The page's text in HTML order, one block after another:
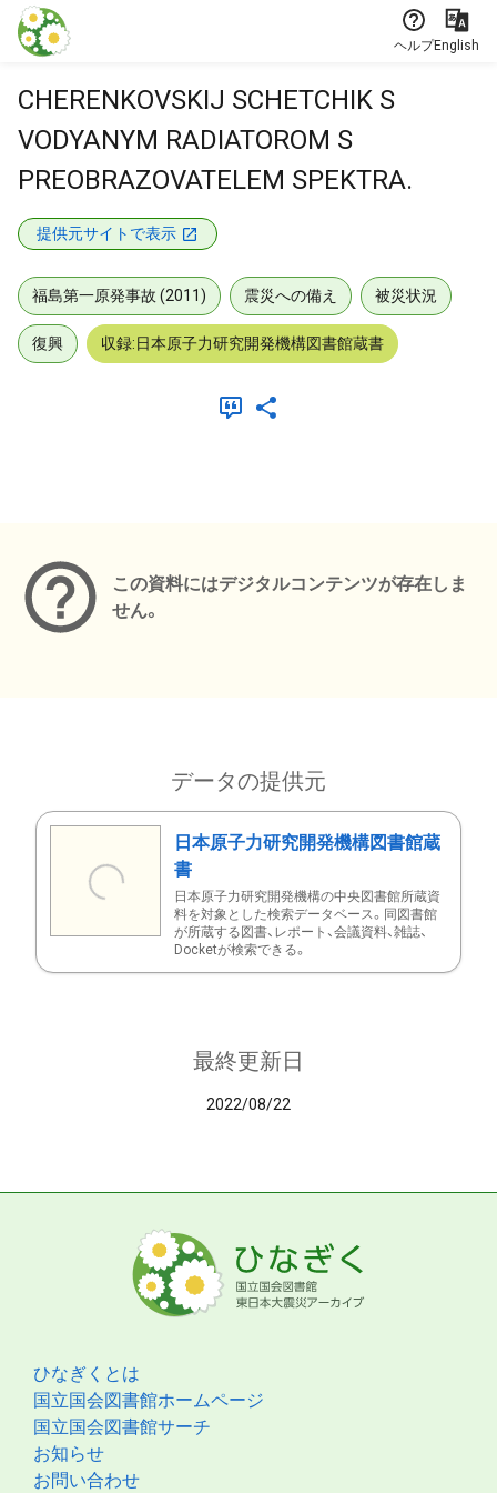
本文に飛ぶ
ヘルプEnglish
CHERENKOVSKIJ SCHETCHIK S
VODYANYM RADIATOROM S
PREOBRAZOVATELEM SPEKTRA.
提供元サイトで表示
福島第一原発事故 (2011) 震災への備え 被災状況
復興 収録:日本原子力研究開発機構図書館蔵書
この資料にはデジタルコンテンツが存在しま
せん。
データの提供元
日本原子力研究開発機構図書館蔵
書
日本原子力研究開発機構の中央図書館所蔵資
料を対象とした検索データベース。同図書館
が所蔵する図書、レポート、会議資料、雑誌、
Docketが検索できる。
最終更新日
2022/08/22
ひなぎくとは
国立国会図書館ホームページ
国立国会図書館サーチ
お知らせ
お問い合わせ